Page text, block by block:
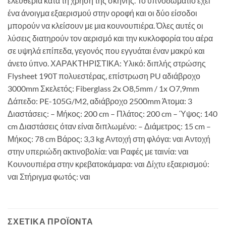
ένα άνοιγμα εξαερισμού στην οροφή και οι δύο είσοδοι
μπορούν να κλείσουν με μια κουνουπιέρα. Όλες αυτές οι
λύσεις διατηρούν τον αερισμό και την κυκλοφορία του αέρα
σε υψηλά επίπεδα, γεγονός που εγγυάται έναν μακρύ και
άνετο ύπνο. ΧΑΡΑΚΤΗΡΙΣΤΙΚΑ: Υλικό: διπλής στρώσης
Flysheet 190T πολυεστέρας, επίστρωση PU αδιάβροχο
3000mm Σκελετός: Fiberglass 2x O8,5mm / 1x O7,9mm
Δάπεδο: PE-105G/M2, αδιάβροχο 2500mm Άτομα: 3
Διαστάσεις: – Μήκος: 200 cm – Πλάτος: 200 cm – Ύψος: 140
cm Διαστάσεις όταν είναι διπλωμένο: – Διάμετρος: 15 cm –
Μήκος: 78 cm Βάρος: 3,3 kg Αντοχή στη φλόγα: ναι Αντοχή
στην υπεριώδη ακτινοβολία: ναι Ραφές με ταινία: ναι
Κουνουπιέρα στην κρεβατοκάμαρα: ναι Δίχτυ εξαερισμού:
ναι Στήριγμα φωτός: ναι
ΣΧΕΤΙΚΆ ΠΡΟΪΌΝΤΑ